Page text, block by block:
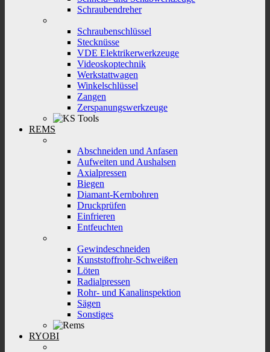
Schraubendreher
Schraubenschlüssel
Stecknüsse
VDE Elektrikerwerkzeuge
Videoskoptechnik
Werkstattwagen
Winkelschlüssel
Zangen
Zerspanungswerkzeuge
REMS
Abschneiden und Anfasen
Aufweiten und Aushalsen
Axialpressen
Biegen
Diamant-Kernbohren
Druckprüfen
Einfrieren
Entfeuchten
Gewindeschneiden
Kunststoffrohr-Schweißen
Löten
Radialpressen
Rohr- und Kanalinspektion
Sägen
Sonstiges
RYOBI